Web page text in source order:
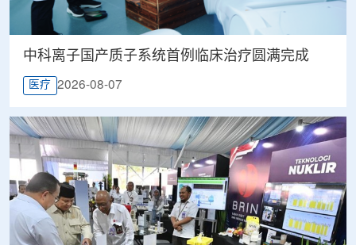
中科离子国产质子系统首例临床治疗圆满完成
医疗 2026-08-07